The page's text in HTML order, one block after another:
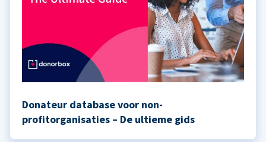
Donateur database voor non-
profitorganisaties – De ultieme gids